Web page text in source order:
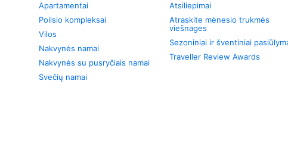
Apartamentai
Poilsio kompleksai
Vilos
Nakvynės namai
Nakvynės su pusryčiais namai
Svečių namai
Atsiliepimai
Atraskite mėnesio trukmės
viešnages
Sezoniniai ir šventiniai
Traveller Review Awards